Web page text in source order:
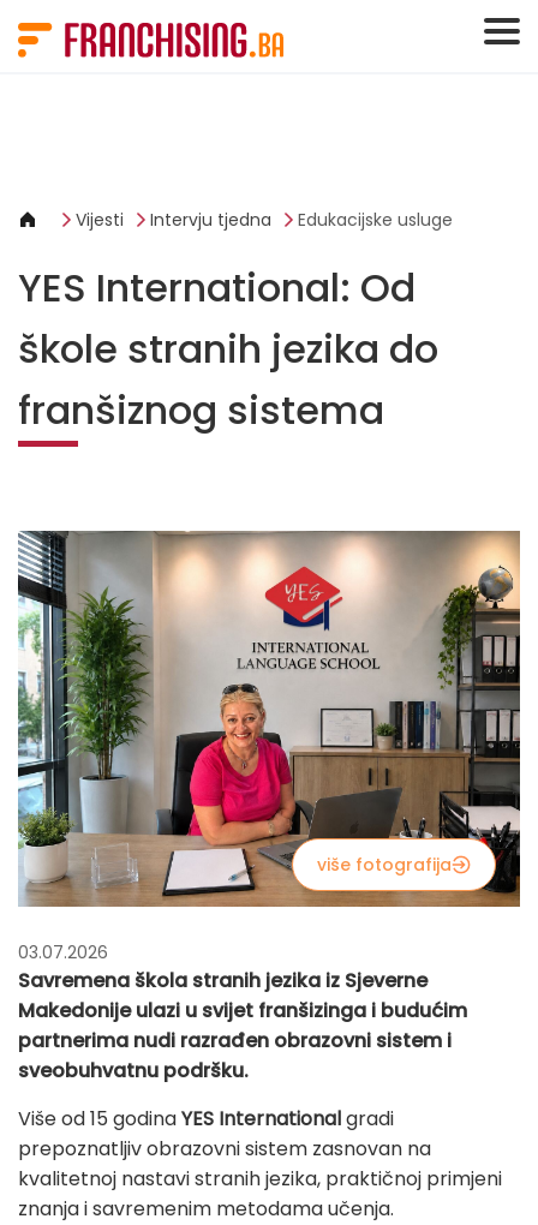
Vijesti Intervju tjedna Edukacijske usluge
YES International: Od
škole stranih jezika do
franšiznog sistema
više fotografija
03.07.2026
Savremena škola stranih jezika iz Sjeverne
Makedonije ulazi u svijet franšizinga i budućim
partnerima nudi razrađen obrazovni sistem i
sveobuhvatnu podršku.
Više od 15 godinaYES Internationalgradi
prepoznatljiv obrazovni sistem zasnovan na
kvalitetnoj nastavi stranih jezika, praktičnoj primjeni
znanja i savremenim metodama učenja.